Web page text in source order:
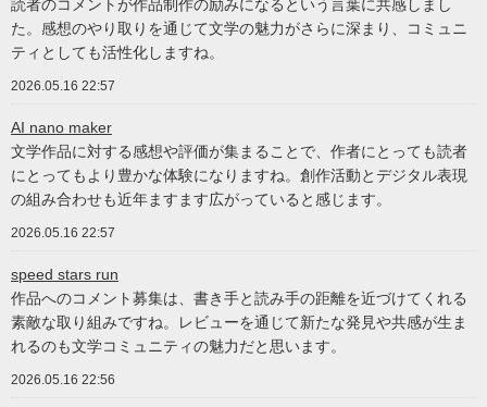
読者のコメントが作品制作の励みになるという言葉に共感しまし
た。感想のやり取りを通じて文学の魅力がさらに深まり、コミュニ
ティとしても活性化しますね。
2026.05.16 22:57
AI nano maker
文学作品に対する感想や評価が集まることで、作者にとっても読者
にとってもより豊かな体験になりますね。創作活動とデジタル表現
の組み合わせも近年ますます広がっていると感じます。
2026.05.16 22:57
speed stars run
作品へのコメント募集は、書き手と読み手の距離を近づけてくれる
素敵な取り組みですね。レビューを通じて新たな発見や共感が生ま
れるのも文学コミュニティの魅力だと思います。
2026.05.16 22:56